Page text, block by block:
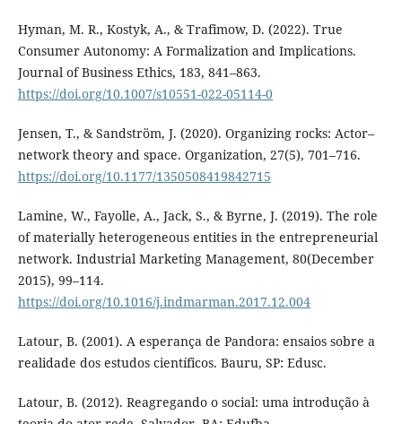
Hyman, M. R., Kostyk, A., & Trafimow, D. (2022). True
Consumer Autonomy: A Formalization and Implications.
Journal of Business Ethics, 183, 841–863.
https://doi.org/10.1007/s10551-022-05114-0
Jensen, T., & Sandström, J. (2020). Organizing rocks: Actor–
network theory and space. Organization, 27(5), 701–716.
https://doi.org/10.1177/1350508419842715
Lamine, W., Fayolle, A., Jack, S., & Byrne, J. (2019). The role
of materially heterogeneous entities in the entrepreneurial
network. Industrial Marketing Management, 80(December
2015), 99–114.
https://doi.org/10.1016/j.indmarman.2017.12.004
Latour, B. (2001). A esperança de Pandora: ensaios sobre a
realidade dos estudos científicos. Bauru, SP: Edusc.
Latour, B. (2012). Reagregando o social: uma introdução à